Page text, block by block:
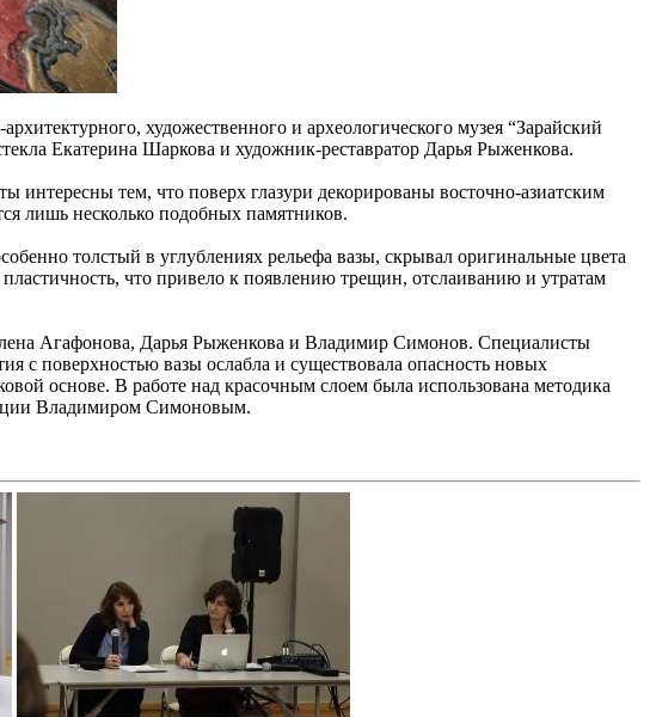
художественного и археологического музея “Зарайский
Екатерина Шаркова и художник-реставратор Дарья Рыженкова.
тем, что поверх глазури декорированы восточно-азиатским
лишь несколько подобных памятников.
толстый в углублениях рельефа вазы, скрывал оригинальные цвета
что привело к появлению трещин, отслаиванию и утратам
Агафонова, Дарья Рыженкова и Владимир Симонов. Специалисты
с поверхностью вазы ослабла и существовала опасность новых
основе. В работе над красочным слоем была использована методика
Владимиром Симоновым.